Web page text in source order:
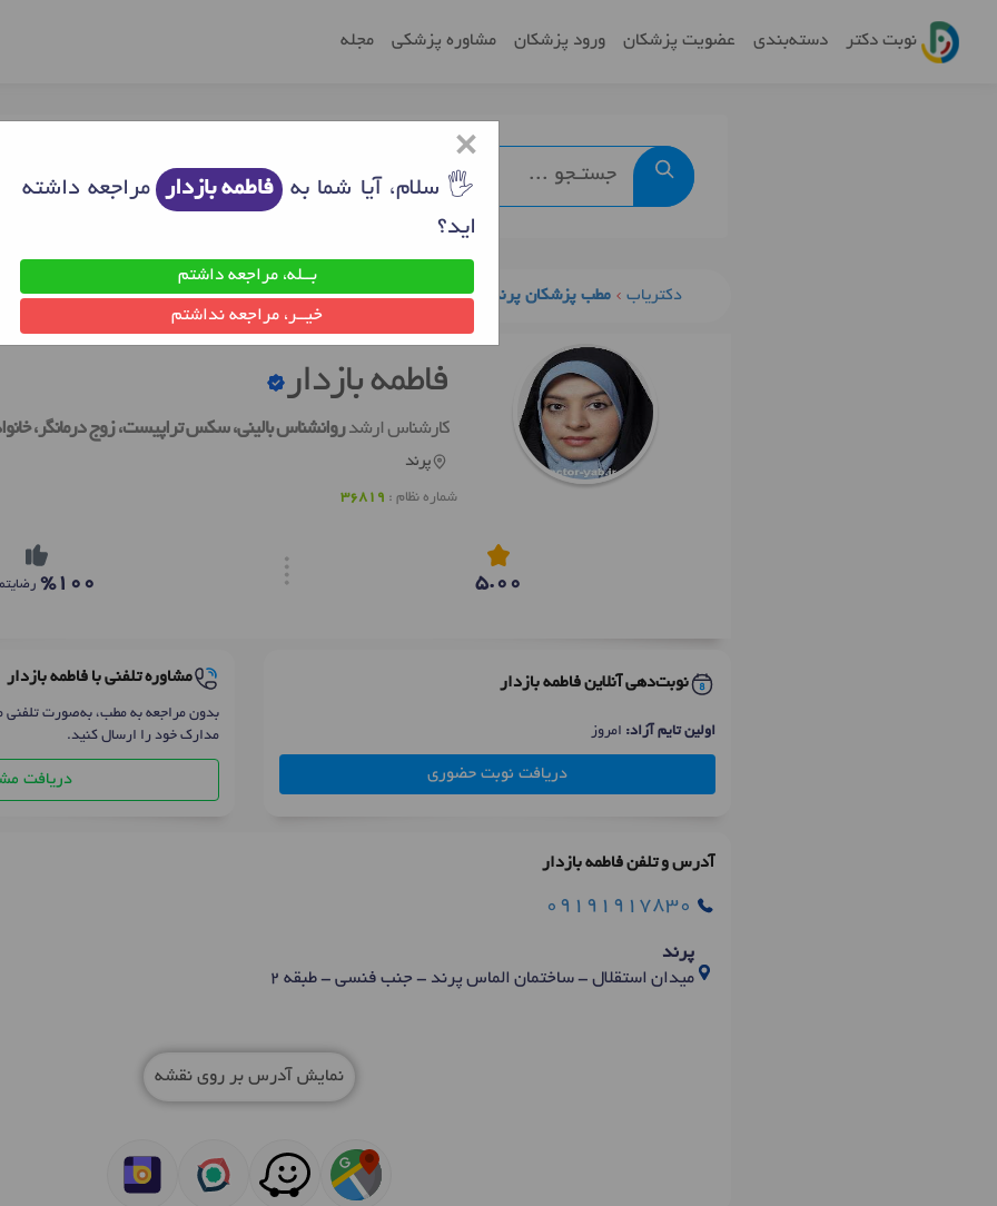
نوبت دکتر دسته‌بندی عضویت پزشکان ورود پزشکان مشاوره پزشکی مجله
دکتریاب مطب پزشکان پرند روانشناس خوب پرند فاطمه بازدار
فاطمه بازدار
کارشناس ارشدروانشناس بالینی، سکس تراپیست، زوج درمانگر،
پرند
شماره نظام : 36819
5.00
%100
نوبت‌دهی آنلاین فاطمه بازدار
اولین تایم آزاد: امروز
دریافت نوبت حضوری
مشاوره تلفنی با فاطمه بازدار
بدون مراجعه به مطب، به‌صورت تلفنی
مدارک خود را ارسال کنید.
دریافت
آدرس و تلفن فاطمه بازدار
09191917830
پرند
میدان استقلال - ساختمان الماس پرند - جنب فنسی - طبقه 2
نمایش آدرس بر روی نقشه
×
🖐 سلام، آیا شما به فاطمه بازدار مراجعه داشته
اید؟
بــله، مراجعه داشتم
خیــر، مراجعه نداشتم